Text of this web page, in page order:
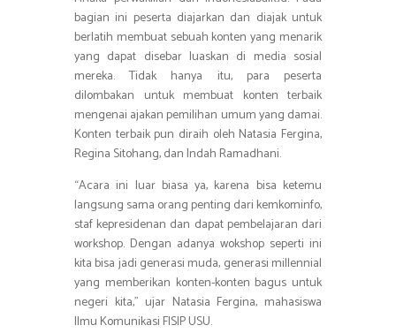
bagian ini peserta diajarkan dan diajak untuk
berlatih membuat sebuah konten yang menarik
yang dapat disebar luaskan di media sosial
mereka. Tidak hanya itu, para peserta
dilombakan untuk membuat konten terbaik
mengenai ajakan pemilihan umum yang damai.
Konten terbaik pun diraih oleh Natasia Fergina,
Regina Sitohang, dan Indah Ramadhani.
“Acara ini luar biasa ya, karena bisa ketemu
langsung sama orang penting dari kemkominfo,
staf kepresidenan dan dapat pembelajaran dari
workshop. Dengan adanya wokshop seperti ini
kita bisa jadi generasi muda, generasi millennial
yang memberikan konten-konten bagus untuk
negeri kita,” ujar Natasia Fergina, mahasiswa
Ilmu Komunikasi FISIP USU.